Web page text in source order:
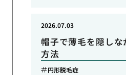
帽子で薄毛を隠し
方法
2026.07.03
円形脱毛症